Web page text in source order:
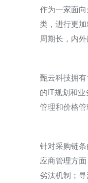
作为一家面
类，进行更
周期长，内
甄云科技拥
的IT规划和
管理和价格管
针对采购链
应商管理方
劣汰机制；